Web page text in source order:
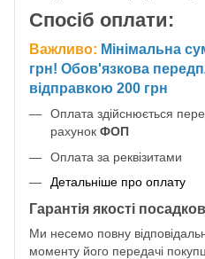
Спосіб оплати:
Важливо: Мінімальна
грн! Обов'язкова
відправкою 200 грн
Оплата здійснюється
рахунок ФОП
Оплата за реквізитами
Детальніше про оплату
Гарантія якості
Ми несемо повну
моменту його передачі